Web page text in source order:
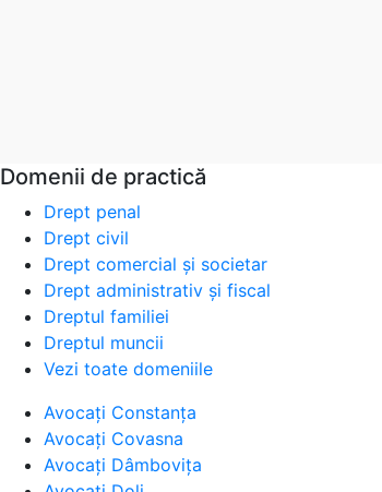
Domenii de practică
Drept penal
Drept civil
Drept comercial și societar
Drept administrativ și fiscal
Dreptul familiei
Dreptul muncii
Vezi toate domeniile
Avocați Constanța
Avocați Covasna
Avocați Dâmbovița